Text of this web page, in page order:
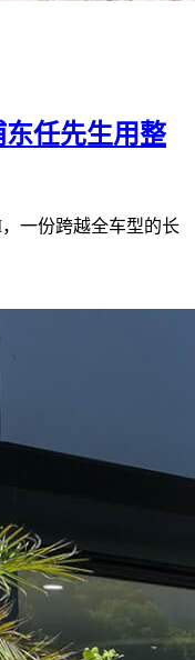
东任先生用整
一份跨越全车型的长